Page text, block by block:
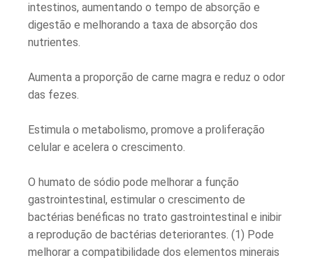
intestinos, aumentando o tempo de absorção e
digestão e melhorando a taxa de absorção dos
nutrientes.
Aumenta a proporção de carne magra e reduz o odor
das fezes.
Estimula o metabolismo, promove a proliferação
celular e acelera o crescimento.
O humato de sódio pode melhorar a função
gastrointestinal, estimular o crescimento de
bactérias benéficas no trato gastrointestinal e inibir
a reprodução de bactérias deteriorantes. (1) Pode
melhorar a compatibilidade dos elementos minerais